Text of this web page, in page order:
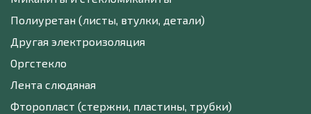
Полиуретан (листы, втулки, детали)
Другая электроизоляция
Оргстекло
Лента слюдяная
Фторопласт (стержни, пластины, трубки)